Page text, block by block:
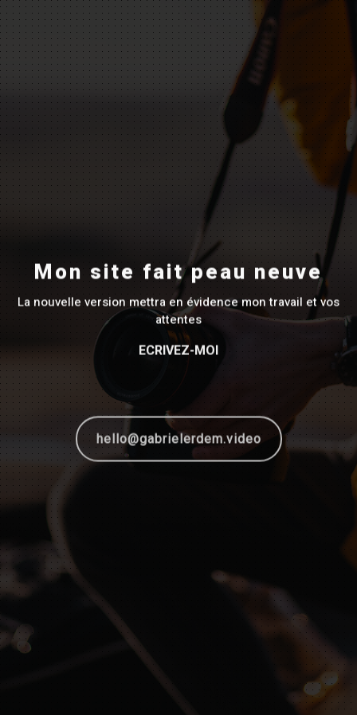
Mon site fait peau neuve
La nouvelle version mettra en évidence mon travail et vos
attentes
ECRIVEZ-MOI
hello@gabrielerdem.video